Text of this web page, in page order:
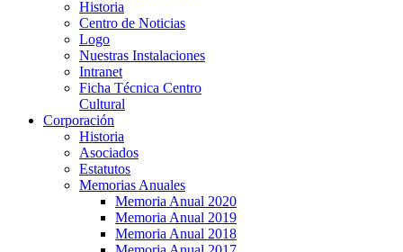
Historia
Centro de Noticias
Logo
Nuestras Instalaciones
Intranet
Ficha Técnica Centro
Cultural
Corporación
Historia
Asociados
Estatutos
Memorias Anuales
Memoria Anual 2020
Memoria Anual 2019
Memoria Anual 2018